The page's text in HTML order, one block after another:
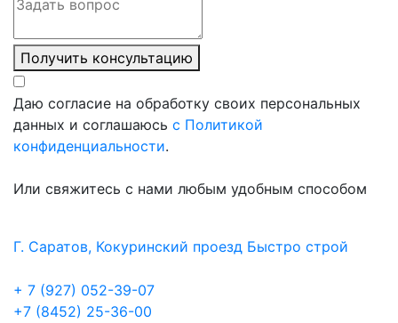
Получить консультацию
Даю согласие на обработку своих персональных
данных и соглашаюсь с Политикой
конфиденциальности.
Или свяжитесь с нами любым удобным способом
Г. Саратов, Кокуринский проезд Быстро строй
+ 7 (927) 052-39-07
+7 (8452) 25-36-00